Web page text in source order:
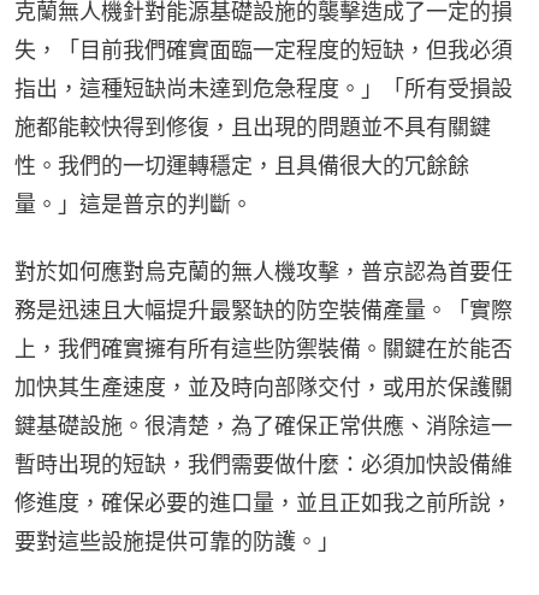
克蘭無人機針對能源基礎設施的襲擊造成了一定的損
失，「目前我們確實面臨一定程度的短缺，但我必須
指出，這種短缺尚未達到危急程度。」「所有受損設
施都能較快得到修復，且出現的問題並不具有關鍵
性。我們的一切運轉穩定，且具備很大的冗餘餘
量。」這是普京的判斷。
對於如何應對烏克蘭的無人機攻擊，普京認為首要任
務是迅速且大幅提升最緊缺的防空裝備產量。「實際
上，我們確實擁有所有這些防禦裝備。關鍵在於能否
加快其生產速度，並及時向部隊交付，或用於保護關
鍵基礎設施。很清楚，為了確保正常供應、消除這一
暫時出現的短缺，我們需要做什麼：必須加快設備維
修進度，確保必要的進口量，並且正如我之前所說，
要對這些設施提供可靠的防護。」